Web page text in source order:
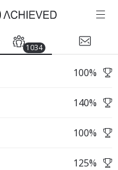
1034
100%
140%
100%
125%